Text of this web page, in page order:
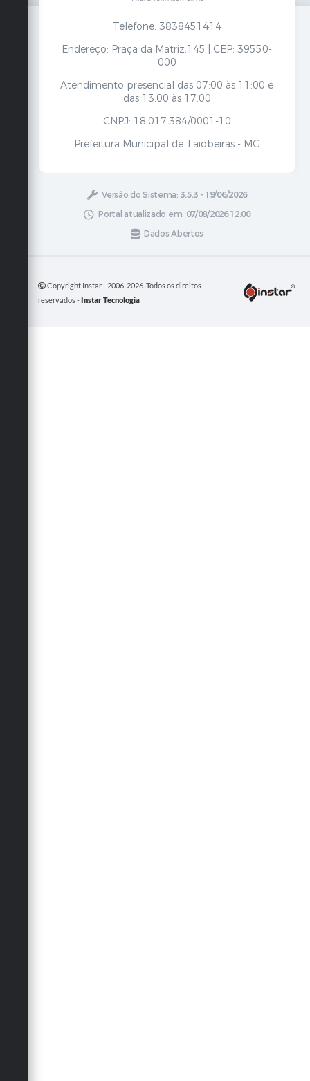
Telefone: 3838451414
Endereço: Praça da Matriz,145 | CEP: 39550-
000
Atendimento presencial das 07:00 às 11:00 e
das 13:00 às 17:00
CNPJ: 18.017.384/0001-10
Prefeitura Municipal de Taiobeiras - MG
Versão do Sistema: 3.5.3 - 19/06/2026
Portal atualizado em: 07/08/2026 12:00
Dados Abertos
Copyright Instar - 2006-2026. Todos os direitos
reservados -Instar Tecnologia